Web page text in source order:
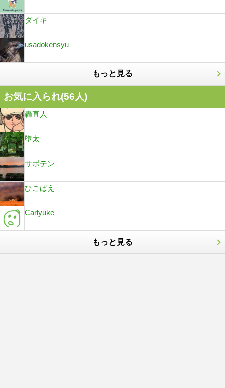
ダイキ
usadokensyu
もっと見る
お気に入られ(56人)
轟直人
墮太
サボテン
ひこばえ
Carlyuke
もっと見る